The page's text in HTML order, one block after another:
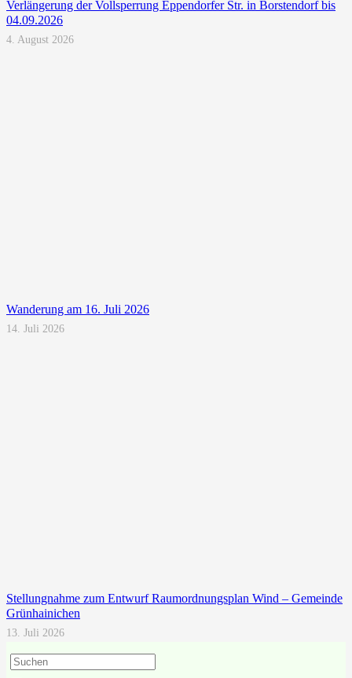
Verlängerung der Vollsperrung Eppendorfer Str. in Borstendorf bis
04.09.2026
4. August 2026
Wanderung am 16. Juli 2026
14. Juli 2026
Stellungnahme zum Entwurf Raumordnungsplan Wind – Gemeinde
Grünhainichen
13. Juli 2026